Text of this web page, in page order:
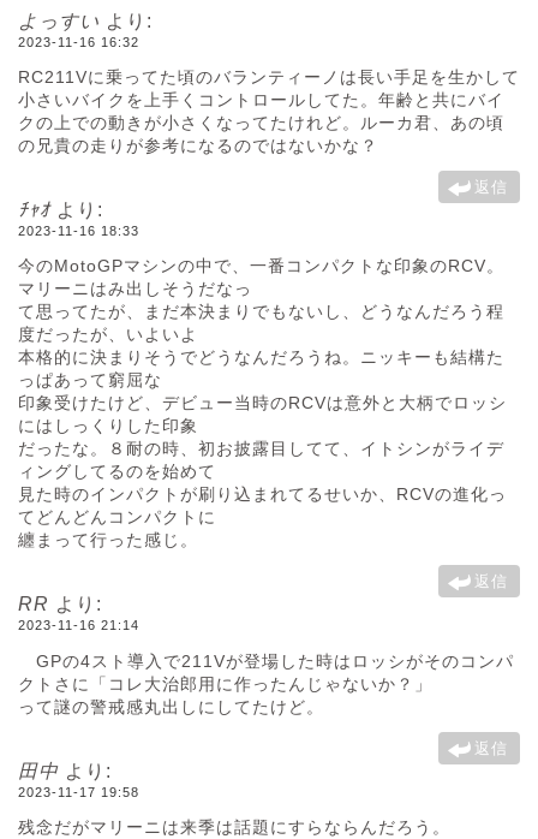
よっすい より:
2023-11-16 16:32
RC211Vに乗ってた頃のバランティーノは長い手足を生かして
小さいバイクを上手くコントロールしてた。年齢と共にバイ
クの上での動きが小さくなってたけれど。ルーカ君、あの頃
の兄貴の走りが参考になるのではないかな？
返信
ﾁｬｵ より:
2023-11-16 18:33
今のMotoGPマシンの中で、一番コンパクトな印象のRCV。
マリーニはみ出しそうだなっ
て思ってたが、まだ本決まりでもないし、どうなんだろう程
度だったが、いよいよ
本格的に決まりそうでどうなんだろうね。ニッキーも結構た
っぱあって窮屈な
印象受けたけど、デビュー当時のRCVは意外と大柄でロッシ
にはしっくりした印象
だったな。８耐の時、初お披露目してて、イトシンがライデ
ィングしてるのを始めて
見た時のインパクトが刷り込まれてるせいか、RCVの進化っ
てどんどんコンパクトに
纏まって行った感じ。
返信
RR より:
2023-11-16 21:14
GPの4スト導入で211Vが登場した時はロッシがそのコンパ
クトさに「コレ大治郎用に作ったんじゃないか？」
って謎の警戒感丸出しにしてたけど。
返信
田中 より:
2023-11-17 19:58
残念だがマリーニは来季は話題にすらならんだろう。